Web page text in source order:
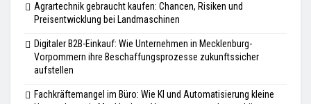
Agrartechnik gebraucht kaufen: Chancen, Risiken und
Preisentwicklung bei Landmaschinen
Digitaler B2B-Einkauf: Wie Unternehmen in Mecklenburg-
Vorpommern ihre Beschaffungsprozesse zukunftssicher
aufstellen
Fachkräftemangel im Büro: Wie KI und Automatisierung kleine